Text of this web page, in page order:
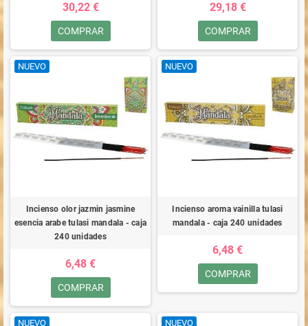
30,22 €
COMPRAR
29,18 €
COMPRAR
NUEVO
Incienso olor jazmin jasmine
esencia arabe tulasi mandala - caja
240 unidades
6,48 €
COMPRAR
NUEVO
Incienso aroma vainilla tulasi
mandala - caja 240 unidades
6,48 €
COMPRAR
NUEVO NUEVO